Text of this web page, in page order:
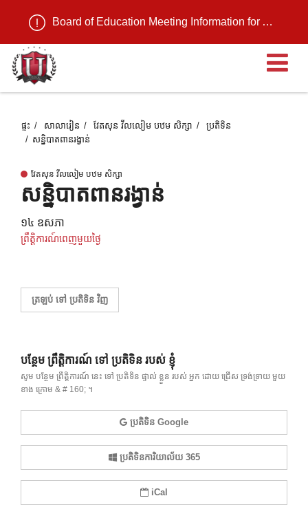
Board of Education Meeting Information for August 11, 2026
ប
ផ្ទះ សាលារៀន វែតសុន វីលលៀម បឋម សិក្សា
ប្រតិទិន
សន្និបាតពានរង្វាន់
វែតសុន វីលលៀម បឋម សិក្សា
សន្និបាតពានរង្វាន់
១៤ ឧសភា
ព្រឹត្តិការណ៍ពេញមួយថ្ងៃ
ត្រឡប់ ទៅ ប្រតិទិន វិញ
បន្ថែម ព្រឹត្តិការណ៍ ទៅ ប្រតិទិន របស់ ខ្ញុំ
សូម បន្ថែម ព្រឹត្តិការណ៍ នេះ ទៅ ប្រតិទិន ផ្ទាល់ ខ្លួន របស់ អ្នក ដោយ ជ្រើស ទ្រង់ទ្រាយ មួយ
ខាង ក្រោម & # 160; ។
ប្រតិទិន Google
ប្រតិទិនការិយាល័យ 365
iCal